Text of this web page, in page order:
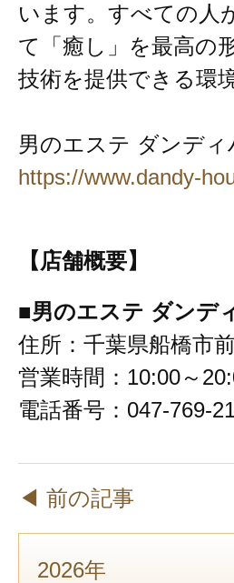
います。すべての人
て「癒し」を最高の
技術を提供できる環
男のエステ ダンデ
https://www.dandy-
【店舗概要】
■男のエステ ダンデ
住所：千葉県船橋市
営業時間：10:00～
電話番号：047-769-
◀ 前の記事
2026年